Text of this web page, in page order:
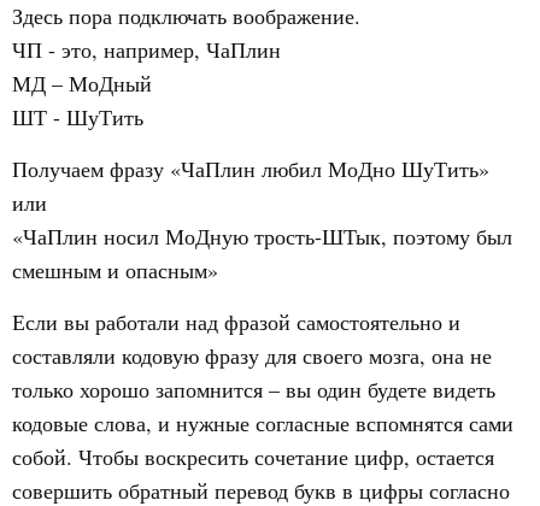
Здесь пора подключать воображение.
ЧП - это, например, ЧаПлин
МД – МоДный
ШТ - ШуТить
Получаем фразу «ЧаПлин любил МоДно ШуТить»
или
«ЧаПлин носил МоДную трость-ШТык, поэтому был
смешным и опасным»
Если вы работали над фразой самостоятельно и
составляли кодовую фразу для своего мозга, она не
только хорошо запомнится – вы один будете видеть
кодовые слова, и нужные согласные вспомнятся сами
собой. Чтобы воскресить сочетание цифр, остается
совершить обратный перевод букв в цифры согласно